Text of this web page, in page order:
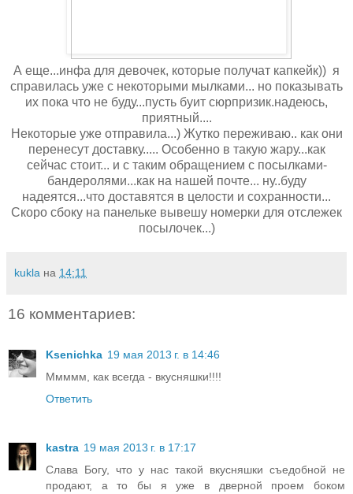
А еще...инфа для девочек, которые получат капкейк)) я
справилась уже с некоторыми мылками... но показывать
их пока что не буду...пусть буит сюрпризик.надеюсь,
приятный....
Некоторые уже отправила...) Жутко переживаю.. как они
перенесут доставку..... Особенно в такую жару...как
сейчас стоит... и с таким обращением с посылками-
бандеролями...как на нашей почте... ну..буду
надеятся...что доставятся в целости и сохранности...
Скоро сбоку на панельке вывешу номерки для отслежек
посылочек...)
kukla на 14:11
16 комментариев:
Ksenichka 19 мая 2013 г. в 14:46
Ммммм, как всегда - вкусняшки!!!!
Ответить
kastra 19 мая 2013 г. в 17:17
Слава Богу, что у нас такой вкусняшки съедобной не
продают, а то бы я уже в дверной проем боком